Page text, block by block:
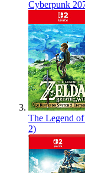
Cyberpunk
The Legend
2)